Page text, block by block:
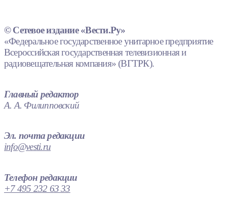
© Сетевое издание «Вести.Ру»
«Федеральное государственное унитарное предприятие
Всероссийская государственная телевизионная и
радиовещательная компания» (ВГТРК).
Главный редактор
А. А. Филипповский
Эл. почта редакции
info@vesti.ru
Телефон редакции
+7 495 232 63 33